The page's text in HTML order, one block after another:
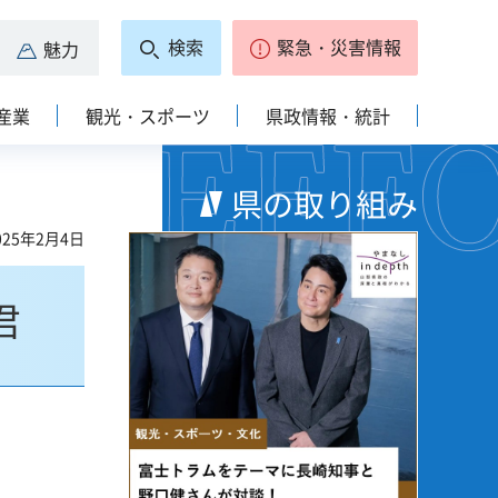
魅力 検索 緊急・災害情報
業 観光・スポーツ 県政情報・統計
年2月4日
県の取り組み